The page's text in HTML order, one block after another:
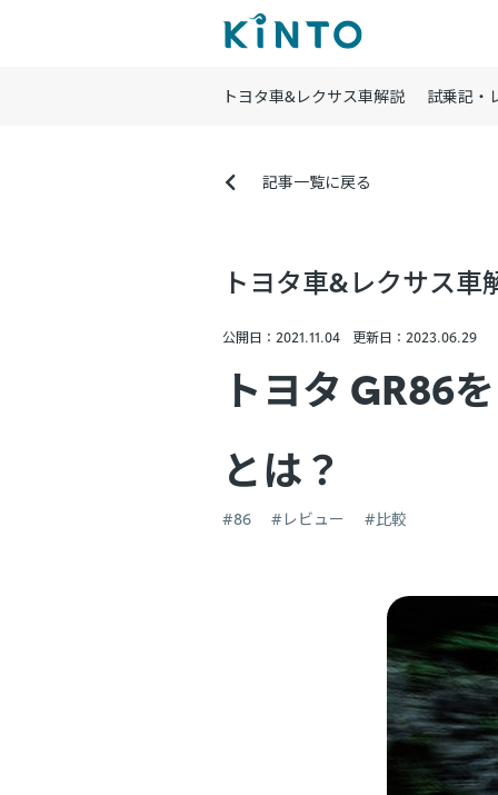
トヨタ車&レクサス車解説 試乗記・
記事一覧に戻る
トヨタ車&レクサス車
公開日：2021.11.04 更新日：2023.06.29
トヨタ GR86
とは？
#86 #レビュー #比較